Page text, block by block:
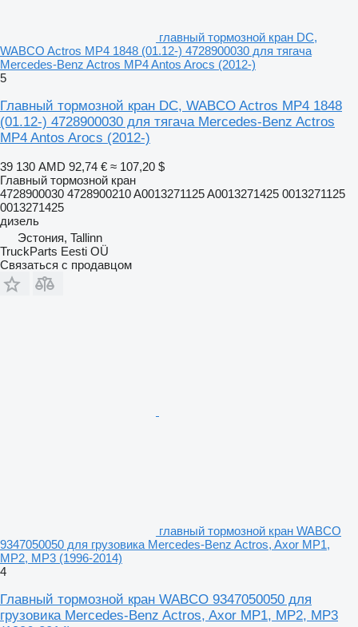
главный тормозной кран DC,
WABCO Actros MP4 1848 (01.12-) 4728900030 для тягача
Mercedes-Benz Actros MP4 Antos Arocs (2012-)
5
Главный тормозной кран DC, WABCO Actros MP4 1848
(01.12-) 4728900030 для тягача Mercedes-Benz Actros
MP4 Antos Arocs (2012-)
39 130 AMD 92,74 € ≈ 107,20 $
Главный тормозной кран
4728900030 4728900210 A0013271125 A0013271425 0013271125
0013271425
дизель
Эстония, Tallinn
TruckParts Eesti OÜ
Связаться с продавцом
главный тормозной кран WABCO
9347050050 для грузовика Mercedes-Benz Actros, Axor MP1,
MP2, MP3 (1996-2014)
4
Главный тормозной кран WABCO 9347050050 для
грузовика Mercedes-Benz Actros, Axor MP1, MP2, MP3